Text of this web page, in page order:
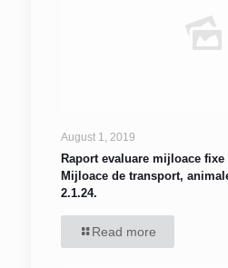
August 1, 2019
Raport evaluare mijloace
Mijloace de transport,
2.1.24.
Read more